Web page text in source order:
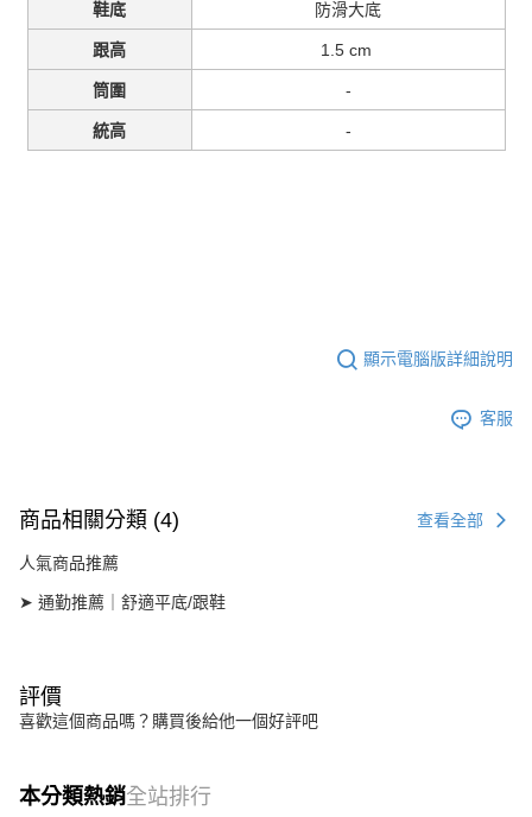
鞋底 防滑大底
跟高 1.5 cm
筒圍 -
統高 -
顯示電腦版詳細說明
客服
商品相關分類 (4) 查看全部
人氣商品推薦
➤ 通勤推薦｜舒適平底/跟鞋
評價
喜歡這個商品嗎？購買後給他一個好評吧
本分類熱銷全站排行